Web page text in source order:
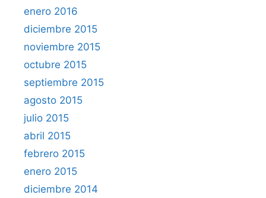
enero 2016
diciembre 2015
noviembre 2015
octubre 2015
septiembre 2015
agosto 2015
julio 2015
abril 2015
febrero 2015
enero 2015
diciembre 2014